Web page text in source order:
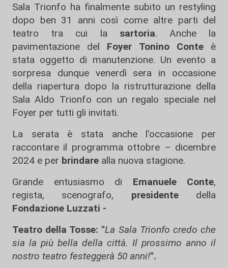
Sala Trionfo ha finalmente subito un restyling
dopo ben 31 anni così come altre parti del
teatro tra cui la sartoria. Anche la
pavimentazione del Foyer Tonino Conte è
stata oggetto di manutenzione. Un evento a
sorpresa dunque venerdì sera in occasione
della riapertura dopo la ristrutturazione della
Sala Aldo Trionfo con un regalo speciale nel
Foyer per tutti gli invitati.
La serata è stata anche l’occasione per
raccontare il programma ottobre – dicembre
2024 e per brindare alla nuova stagione.
Grande entusiasmo di Emanuele Conte,
regista, scenografo, presidentedella
Fondazione Luzzati -
Teatro della Tosse: "La Sala Trionfo credo che
sia la più bella della città. Il prossimo anno il
nostro teatro festeggerà 50 anni!".